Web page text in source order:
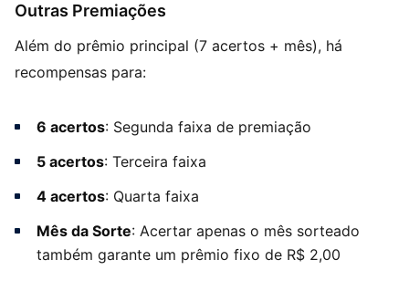
Outras Premiações
Além do prêmio principal (7 acertos + mês), há
recompensas para:
6 acertos: Segunda faixa de premiação
5 acertos: Terceira faixa
4 acertos: Quarta faixa
Mês da Sorte: Acertar apenas o mês sorteado
também garante um prêmio fixo de R$ 2,00